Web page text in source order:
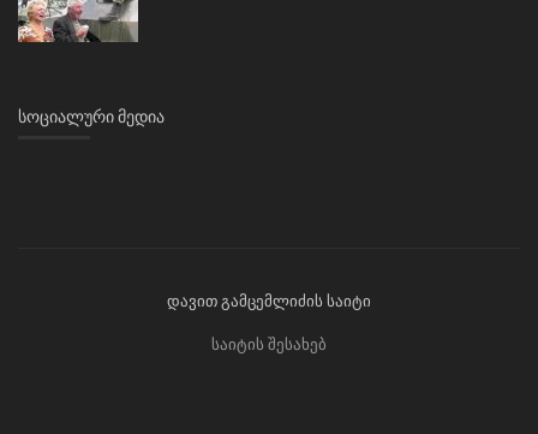
ᲡᲝᲪᲘᲐᲚᲣᲠᲘ ᲛᲔᲓᲘᲐ
დავით გამცემლიძის საიტი
საიტის შესახებ